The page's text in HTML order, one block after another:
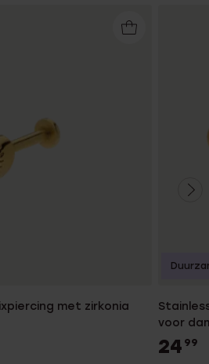
met zirkonia
voor
24 99